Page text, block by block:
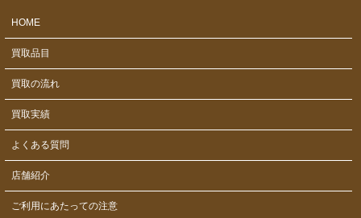
HOME
買取品目
買取の流れ
買取実績
よくある質問
店舗紹介
ご利用にあたっての注意